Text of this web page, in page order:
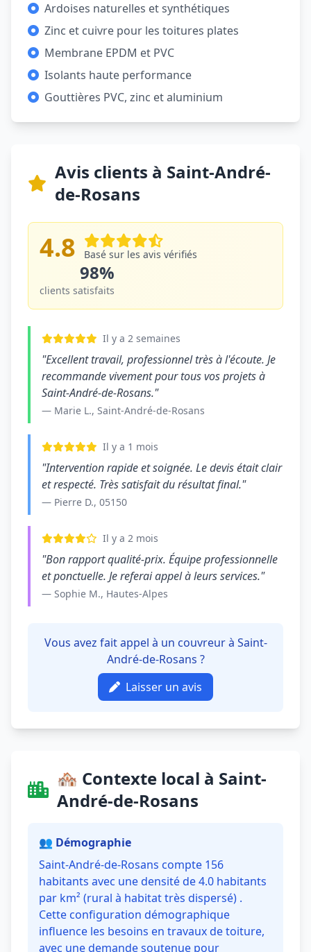
Ardoises naturelles et synthétiques
Zinc et cuivre pour les toitures plates
Membrane EPDM et PVC
Isolants haute performance
Gouttières PVC, zinc et aluminium
Avis clients à Saint-André-
de-Rosans
4.8 Basé sur les avis vérifiés
98%
clients satisfaits
Il y a 2 semaines
"Excellent travail, professionnel très à l'écoute. Je
recommande vivement pour tous vos projets à
Saint-André-de-Rosans."
— Marie L., Saint-André-de-Rosans
Il y a 1 mois
"Intervention rapide et soignée. Le devis était clair
et respecté. Très satisfait du résultat final."
— Pierre D., 05150
Il y a 2 mois
"Bon rapport qualité-prix. Équipe professionnelle
et ponctuelle. Je referai appel à leurs services."
— Sophie M., Hautes-Alpes
Vous avez fait appel à un couvreur à Saint-
André-de-Rosans ?
Laisser un avis
🏘️ Contexte local à Saint-
André-de-Rosans
👥 Démographie
Saint-André-de-Rosans compte 156
habitants avec une densité de 4.0 habitants
par km² (rural à habitat très dispersé) .
Cette configuration démographique
influence les besoins en travaux de toiture,
avec une demande soutenue pour